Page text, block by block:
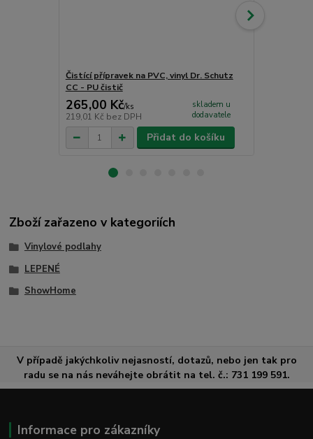
Čistící přípravek na PVC, vinyl Dr. Schutz
CC - PU čistič
265,00 Kč/ks
219,01 Kč bez DPH
skladem u
dodavatele
Přidat do košíku
Zboží zařazeno v kategoriích
Vinylové podlahy
LEPENÉ
ShowHome
V případě jakýchkoliv nejasností, dotazů, nebo jen tak pro
radu se na nás neváhejte obrátit na tel. č.: 731 199 591.
Informace pro zákazníky